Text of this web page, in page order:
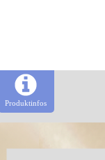
Produktinfos